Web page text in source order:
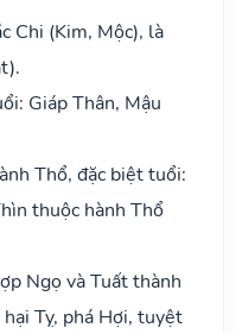
Chi (Kim, Mộc), là
Giáp Thân, Mậu
Thổ, đặc biệt tuổi:
thuộc hành Thổ
Ngọ và Tuất thành
Tỵ, phá Hợi, tuyệt